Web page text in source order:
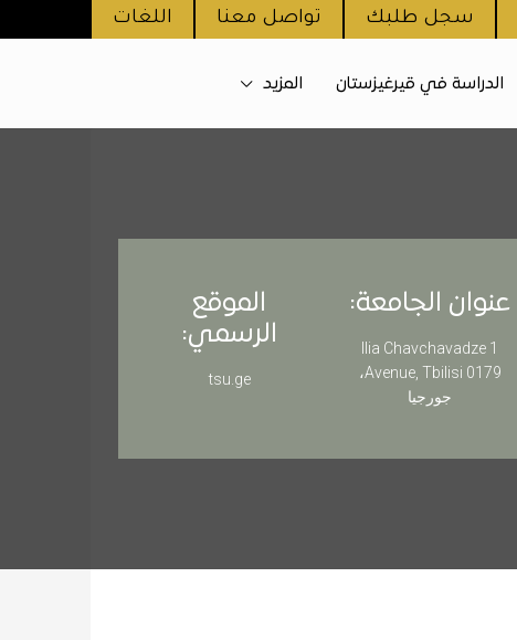
سجل طلبك تواصل معنا اللغات
الدراسة في قيرغيزستان المزيد
الموقع
الرسمي:
tsu.ge
عنوان الجامعة:
1 Ilia Chavchavadze
Avenue, Tbilisi 0179،
جورجيا